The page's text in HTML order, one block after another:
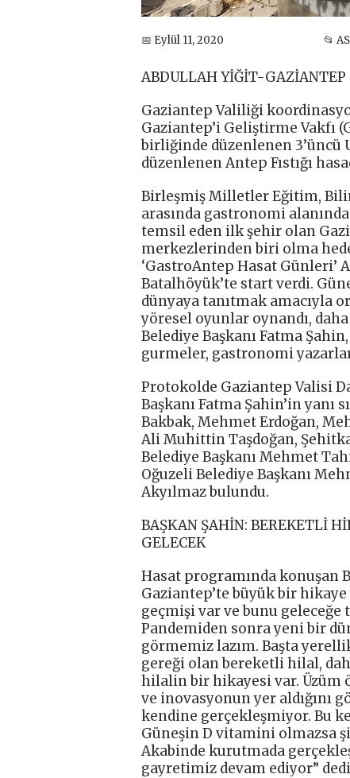
📅 Eylül 11, 2020 📂
ABDULLAH YİĞİT-GAZİANTEP
Gaziantep Valiliği
Gaziantep’i Geliştirme Vakfı
birliğinde düzenlenen 3’üncü
düzenlenen Antep Fıstığı
Birleşmiş Milletler Eğitim,
arasında gastronomi alanında
temsil eden ilk şehir olan
merkezlerinden biri olma
‘GastroAntep Hasat Günleri’
Batalhöyük’te start verdi.
dünyaya tanıtmak amacıyla
yöresel oyunlar oynandı,
Belediye Başkanı Fatma
gurmeler, gastronomi
Protokolde Gaziantep Valisi
Başkanı Fatma Şahin’in
Bakbak, Mehmet Erdoğan,
Ali Muhittin Taşdoğan,
Belediye Başkanı Mehmet
Oğuzeli Belediye Başkanı
Akyılmaz bulundu.
BAŞKAN ŞAHİN: BEREKETLİ
GELECEK
Hasat programında konuşan
Gaziantep’te büyük bir
geçmişi var ve bunu geleceğe
Pandemiden sonra yeni bir
görmemiz lazım. Başta
gereği olan bereketli hilal,
hilalin bir hikayesi var. Üzüm
ve inovasyonun yer aldığını
kendine gerçekleşmiyor. Bu
Güneşin D vitamini olmazsa
Akabinde kurutmada
gayretimiz devam ediyor”